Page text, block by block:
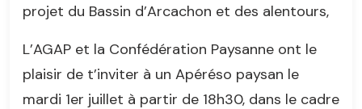
projet du Bassin d’Arcachon et des alentours,
L’AGAP et la Confédération Paysanne ont le
plaisir de t’inviter à un Apéréso paysan le
mardi 1er juillet à partir de 18h30, dans le cadre